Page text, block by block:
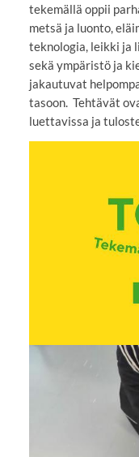
tekemällä oppii
metsä ja luonto,
teknologia, leikki ja
sekä ympäristö ja
jakautuvat
tasoon. Tehtävät
luettavissa ja